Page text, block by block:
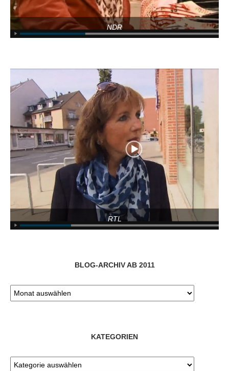
NDR
RTL
BLOG-ARCHIV AB 2011
KATEGORIEN